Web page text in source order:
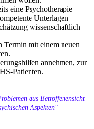
eine Psychotherapie
Unterlagen
wissenschaftlich
Termin mit einem neuen
annehmen, zur
Patienten.
aus Betroffenensicht
Aspekten"